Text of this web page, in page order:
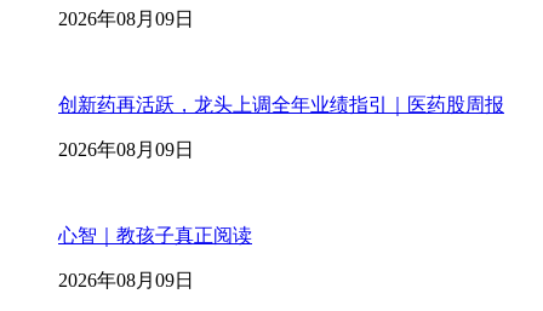
2026年08月09日
创新药再活跃，龙头上调全年业绩指引｜医药股周报
2026年08月09日
心智｜教孩子真正阅读
2026年08月09日